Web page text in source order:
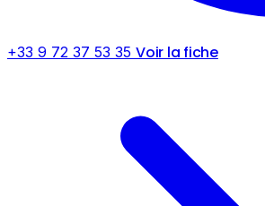
+33 9 72 37 53 35 Voir la fiche